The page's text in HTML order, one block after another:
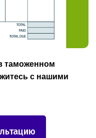
таможенном
с нашими